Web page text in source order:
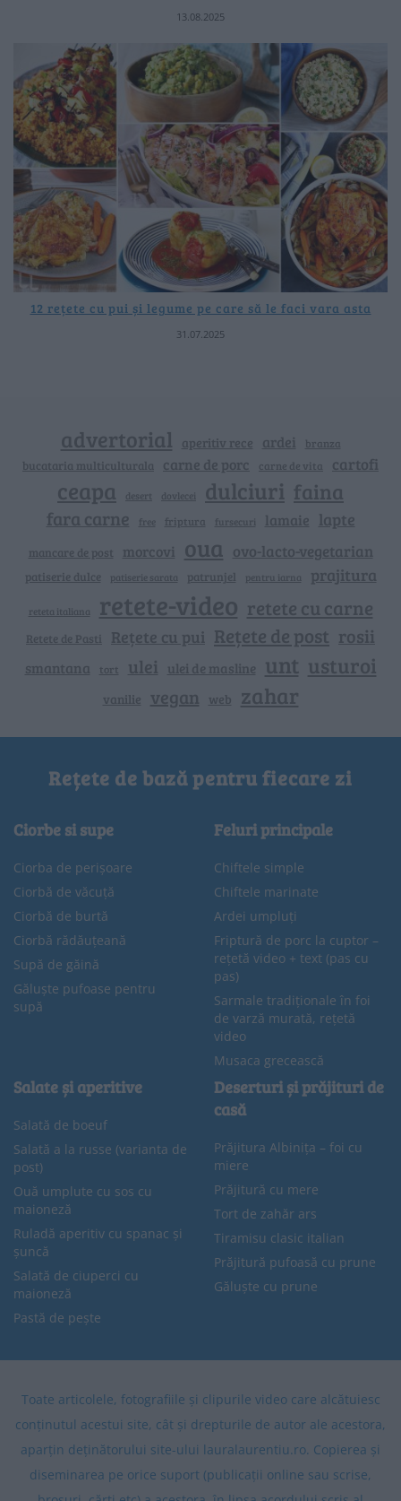
13.08.2025
12 rețete cu pui și legume pe care să le faci vara asta
31.07.2025
advertorial aperitiv rece ardei branza
bucataria multiculturala carne de porc carne de vita cartofi
ceapa desert dovlecei dulciuri faina
fara carne free friptura fursecuri lamaie lapte
mancare de post morcovi oua ovo-lacto-vegetarian
patiserie dulce patiserie sarata patrunjel pentru iarna prajitura
reteta italiana retete-video retete cu carne
Retete de Pasti Rețete cu pui Rețete de post rosii
smantana tort ulei ulei de masline unt usturoi
vanilie vegan web zahar
Rețete de bază pentru fiecare zi
Ciorbe si supe
Ciorba de perișoare
Ciorbă de văcuță
Ciorbă de burtă
Ciorbă rădăuțeană
Supă de găină
Găluște pufoase pentru
supă
Feluri principale
Chiftele simple
Chiftele marinate
Ardei umpluți
Friptură de porc la cuptor –
rețetă video + text (pas cu
pas)
Sarmale tradiționale în foi
de varză murată, rețetă
video
Musaca grecească
Salate și aperitive
Salată de boeuf
Salată a la russe (varianta de
post)
Ouă umplute cu sos cu
maioneză
Ruladă aperitiv cu spanac și
șuncă
Salată de ciuperci cu
maioneză
Pastă de pește
Deserturi și prăjituri de
casă
Prăjitura Albinița – foi cu
miere
Prăjitură cu mere
Tort de zahăr ars
Tiramisu clasic italian
Prăjitură pufoasă cu prune
Găluște cu prune
Toate articolele, fotografiile și clipurile video care alcătuiesc
conținutul acestui site, cât și drepturile de autor ale acestora,
aparțin deținătorului site-ului lauralaurentiu.ro. Copierea și
diseminarea pe orice suport (publicații online sau scrise,